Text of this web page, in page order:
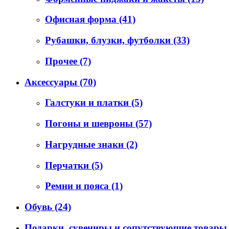
Офисная форма (41)
Рубашки, блузки, футболки (33)
Прочее (7)
Аксессуары (70)
Галстуки и платки (5)
Погоны и шевроны (57)
Нагрудные знаки (2)
Перчатки (5)
Ремни и пояса (1)
Обувь (24)